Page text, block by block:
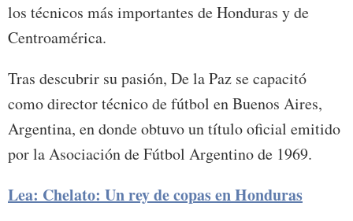
los técnicos más importantes de Honduras y de
Centroamérica.
Tras descubrir su pasión, De la Paz se capacitó
como director técnico de fútbol en Buenos Aires,
Argentina, en donde obtuvo un título oficial emitido
por la Asociación de Fútbol Argentino de 1969.
Lea: Chelato: Un rey de copas en Honduras